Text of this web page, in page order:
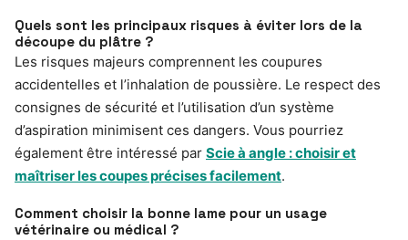
Quels sont les principaux risques à éviter lors de la
découpe du plâtre ?
Les risques majeurs comprennent les coupures
accidentelles et l’inhalation de poussière. Le respect des
consignes de sécurité et l’utilisation d’un système
d’aspiration minimisent ces dangers. Vous pourriez
également être intéressé par Scie à angle : choisir et
maîtriser les coupes précises facilement.
Comment choisir la bonne lame pour un usage
vétérinaire ou médical ?